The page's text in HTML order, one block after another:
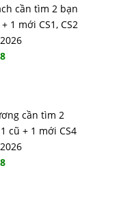
cần tìm 2 bạn
1 mới CS1, CS2
cần tìm 2
cũ + 1 mới CS4